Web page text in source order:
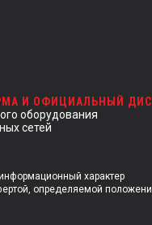
И ОФИЦИАЛЬНЫЙ
оборудования
сетей
характер
определяемой